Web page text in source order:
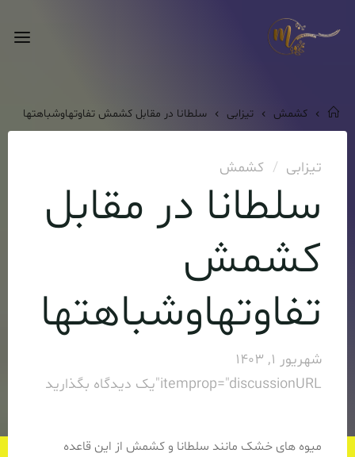
خانهکشمش تیزابی سلطانا در مقابل کشمش تفاوتهاوشباهتها
تیزابی / کشمش
سلطانا در مقابل
کشمش
تفاوتهاوشباهتها
شهریور 1, 1403
itemprop="discussionURL" یک دیدگاه بگذارید
میوه های خشک مانند سلطانا و کشمش از این قاعده